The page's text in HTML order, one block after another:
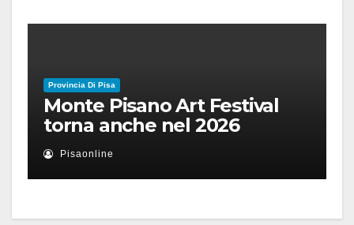
Provincia Di Pisa
Monte Pisano Art Festival
torna anche nel 2026
Pisaonline